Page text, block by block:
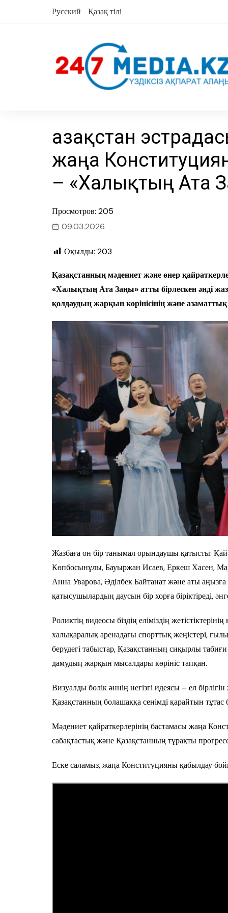
Русский Қазақ тілі
Қазақстан
жаңа
– «Халықтың Ата
Просмотров: 205
09.03.2026
Оқылды: 203
Қазақстанның мәдениет және өнер
«Халықтың Ата Заңы» атты бірлескен әнді
қолдаудың жарқын көрінісінің және
Жазбаға он бір танымал орындаушы қатысты:
Көпбосынұлы, Бауыржан Исаев, Еркеш Хасен,
Анна Уварова, Әділбек Байтанат және аты
қатысушылардың даусын бір хорға біріктіреді,
Роликтің видеосы біздің еліміздің
халықаралық аренадағы спорттық жеңістері,
берудегі табыстар, Қазақстанның сиқырлы
дамудың жарқын мысалдары көрініс тапқан.
Визуалды бөлік әннің негізгі идеясы – ел
Қазақстанның болашаққа сенімді қарайтын
Мәдениет қайраткерлерінің бастамасы жаңа
сабақтастық және Қазақстанның тұрақты
Еске саламыз, жаңа Конституцияны қабылдау